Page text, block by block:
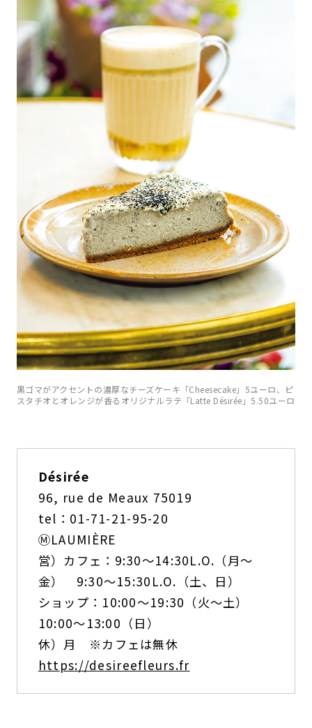
黒ゴマがアクセントの濃厚なチーズケーキ「Cheesecake」5ユーロ、ピ
スタチオとオレンジが香るオリジナルラテ「Latte Désirée」5.50ユーロ
Désirée
96, rue de Meaux 75019
tel：01-71-21-95-20
Ⓜ️LAUMIÈRE
営）カフェ：9:30〜14:30L.O.（月〜
金） 9:30〜15:30L.O.（土、日）
ショップ：10:00〜19:30（火〜土）
10:00〜13:00（日）
休）月 ※カフェは無休
https://desireefleurs.fr